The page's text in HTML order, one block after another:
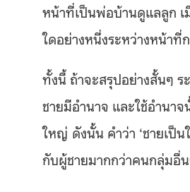
หน้าที่เป็นพ่อบ้านดูแลลูก เ
ใดอย่างหนึ่งระหว่างหน้าที่
ทั้งนี้ ถ้าจะสรุปอย่างสั้นๆ ร
ชายมีอำนาจ และใช้อำนา
ใหญ่ ดังนั้น คำว่า ‘ชายเ
กับผู้ชายมากกว่าคนกลุ่มอื่